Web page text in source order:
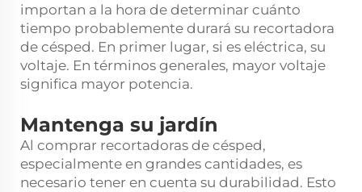
importan a la hora de determinar cuánto
tiempo probablemente durará su recortadora
de césped. En primer lugar, si es eléctrica, su
voltaje. En términos generales, mayor voltaje
significa mayor potencia.
Mantenga su jardín
Al comprar recortadoras de césped,
especialmente en grandes cantidades, es
necesario tener en cuenta su durabilidad. Esto